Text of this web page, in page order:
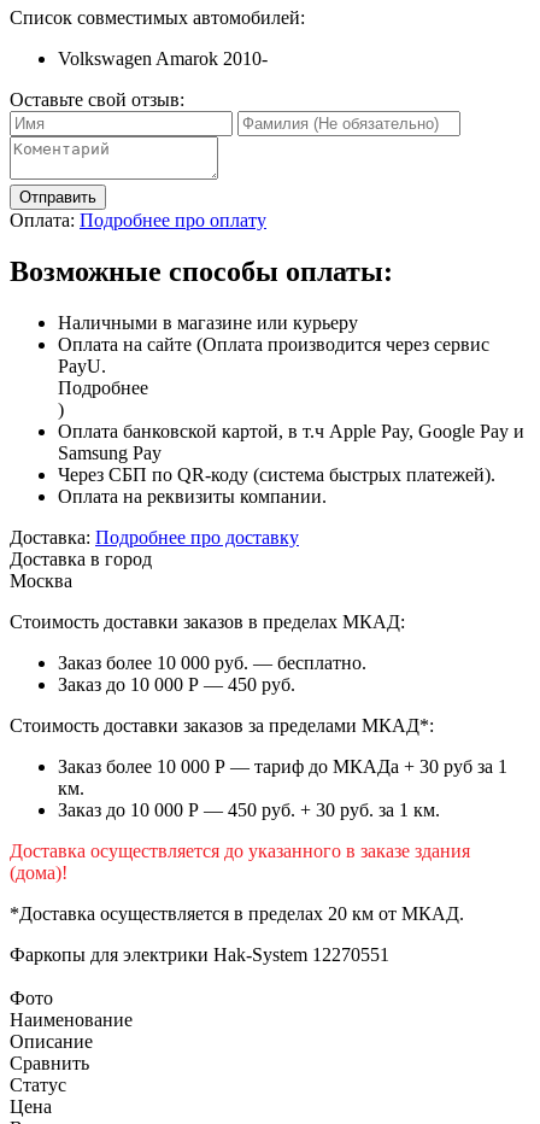
Список совместимых автомобилей:
Volkswagen Amarok 2010-
Оставьте свой отзыв:
Отправить
Оплата: Подробнее про оплату
Возможные способы оплаты:
Наличными в магазине или курьеру
Оплата на сайте (Оплата производится через сервис
PayU.
Подробнее
)
Оплата банковской картой, в т.ч Apple Pay, Google Pay и
Samsung Pay
Через СБП по QR-коду (система быстрых платежей).
Оплата на реквизиты компании.
Доставка: Подробнее про доставку
Доставка в город
Москва
Стоимость доставки заказов в пределах МКАД:
Заказ более 10 000 руб. — бесплатно.
Заказ до 10 000 Р — 450 руб.
Стоимость доставки заказов за пределами МКАД*:
Заказ более 10 000 Р — тариф до МКАДа + 30 руб за 1
км.
Заказ до 10 000 Р — 450 руб. + 30 руб. за 1 км.
Доставка осуществляется до указанного в заказе здания
(дома)!
*Доставка осуществляется в пределах 20 км от МКАД.
Фаркопы для электрики Hak-System 12270551
Фото
Наименование
Описание
Сравнить
Статус
Цена